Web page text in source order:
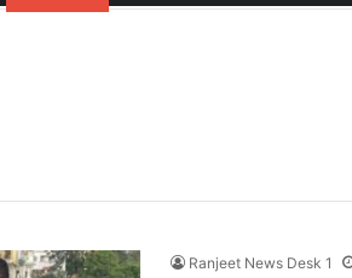
Ranjeet News Desk 1